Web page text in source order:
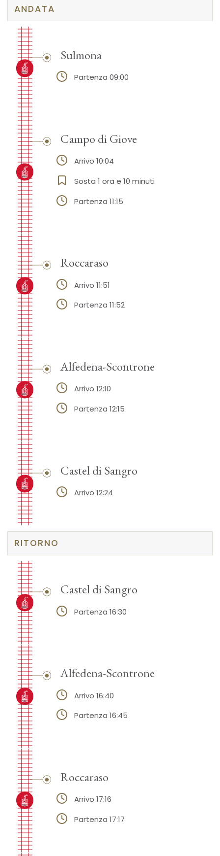
ANDATA
Sulmona
Partenza 09:00
Campo di Giove
Arrivo 10:04
Sosta 1 ora e 10 minuti
Partenza 11:15
Roccaraso
Arrivo 11:51
Partenza 11:52
Alfedena-Scontrone
Arrivo 12:10
Partenza 12:15
Castel di Sangro
Arrivo 12:24
RITORNO
Castel di Sangro
Partenza 16:30
Alfedena-Scontrone
Arrivo 16:40
Partenza 16:45
Roccaraso
Arrivo 17:16
Partenza 17:17